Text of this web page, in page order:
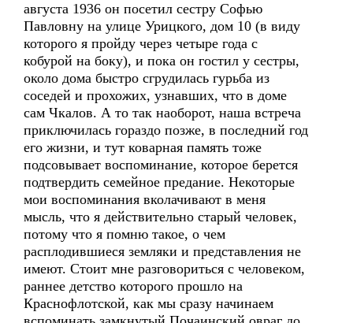
августа 1936 он посетил сестру Софью
Павловну на улице Урицкого, дом 10 (в виду
которого я пройду через четыре года с
кобурой на боку), и пока он гостил у сестры,
около дома быстро сгрудилась гурьба из
соседей и прохожих, узнавших, что в доме
сам Чкалов. А то так наоборот, наша встреча
приключилась гораздо позже, в последний год
его жизни, и тут коварная память тоже
подсовывает воспоминание, которое берется
подтвердить семейное предание. Некоторые
мои воспоминания вколачивают в меня
мысль, что я действительно старый человек,
потому что я помню такое, о чем
расплодившиеся земляки и представления не
имеют. Стоит мне разговориться с человеком,
раннее детство которого прошло на
Краснофлотской, как мы сразу начинаем